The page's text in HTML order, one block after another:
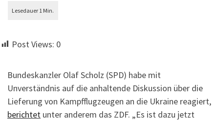
Post Views: 0
Bundeskanzler Olaf Scholz (SPD) habe mit
Unverständnis auf die anhaltende Diskussion über die
Lieferung von Kampfflugzeugen an die Ukraine reagiert,
berichtet unter anderem das ZDF. „Es ist dazu jetzt